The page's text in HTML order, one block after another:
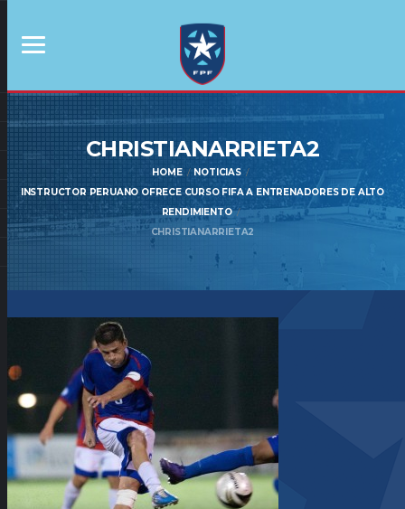
CHRISTIANARRIETA2
HOME
NOTICIAS
INSTRUCTOR PERUANO OFRECE CURSO FIFA A ENTRENADORES DE ALTO
RENDIMIENTO
CHRISTIANARRIETA2